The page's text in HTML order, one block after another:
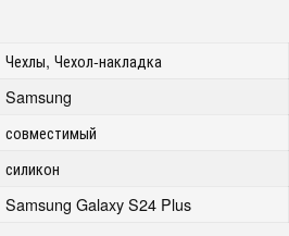
Чехлы, Чехол-накладка
Samsung
совместимый
силикон
Samsung Galaxy S24 Plus